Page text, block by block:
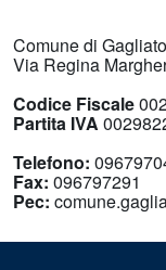
Comune di Gagliato
Via Regina
Codice Fiscale
Partita IVA
Telefono:
Fax: 096797291
Pec: